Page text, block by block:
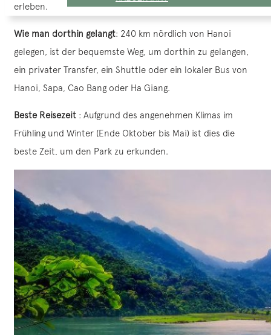
erleben.
Wie man dorthin gelangt: 240 km nördlich von Hanoi
gelegen, ist der bequemste Weg, um dorthin zu gelangen,
ein privater Transfer, ein Shuttle oder ein lokaler Bus von
Hanoi, Sapa, Cao Bang oder Ha Giang.
Beste Reisezeit : Aufgrund des angenehmen Klimas im
Frühling und Winter (Ende Oktober bis Mai) ist dies die
beste Zeit, um den Park zu erkunden.